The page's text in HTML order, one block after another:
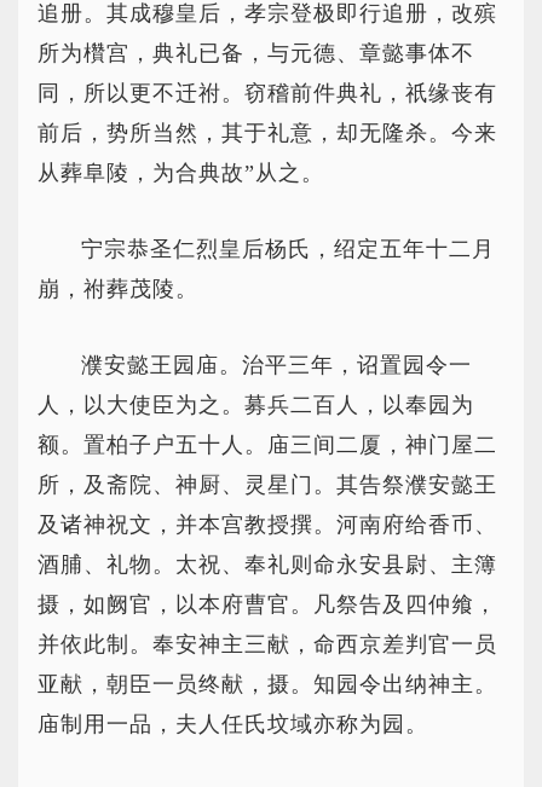
追册。其成穆皇后，孝宗登极即行追册，改殡
所为欑宫，典礼已备，与元德、章懿事体不
同，所以更不迁祔。窃稽前件典礼，祇缘丧有
前后，势所当然，其于礼意，却无隆杀。今来
从葬阜陵，为合典故”从之。
宁宗恭圣仁烈皇后杨氏，绍定五年十二月
崩，祔葬茂陵。
濮安懿王园庙。治平三年，诏置园令一
人，以大使臣为之。募兵二百人，以奉园为
额。置柏子户五十人。庙三间二厦，神门屋二
所，及斋院、神厨、灵星门。其告祭濮安懿王
及诸神祝文，并本宫教授撰。河南府给香币、
酒脯、礼物。太祝、奉礼则命永安县尉、主簿
摄，如阙官，以本府曹官。凡祭告及四仲飨，
并依此制。奉安神主三献，命西京差判官一员
亚献，朝臣一员终献，摄。知园令出纳神主。
庙制用一品，夫人任氏坟域亦称为园。